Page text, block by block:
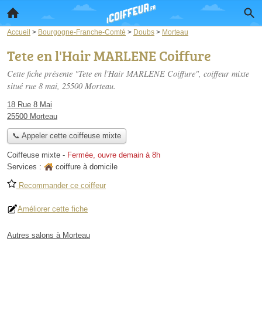
Accueil > Bourgogne-Franche-Comté > Doubs > Morteau
Tete en l'Hair MARLENE Coiffure
Cette fiche présente "Tete en l'Hair MARLENE Coiffure", coiffeur mixte
situé rue 8 mai, 25500 Morteau.
18 Rue 8 Mai
25500 Morteau
📞 Appeler cette coiffeuse mixte
Coiffeuse mixte - Fermée, ouvre demain à 8h
Services :
coiffure à domicile
Recommander ce coiffeur
Améliorer cette fiche
Autres salons à Morteau